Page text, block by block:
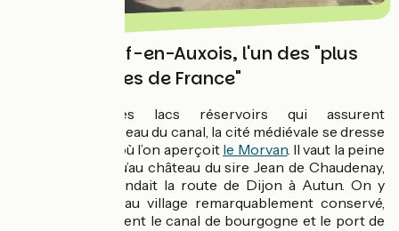
Châteauneuf-en-Auxois, l'un des "plus
beaux villages de France"
Environnée des lacs réservoirs qui assurent
l’alimentation en eau du canal, la cité médiévale se dresse
sur un rocher d’où l’on aperçoit le Morvan. Il vaut la peine
de grimper jusqu’au château du sire Jean de Chaudenay,
qui jadis commandait la route de Dijon à Autun. On y
découvre un beau village remarquablement conservé,
dominant fièrement le canal de bourgogne et le port de